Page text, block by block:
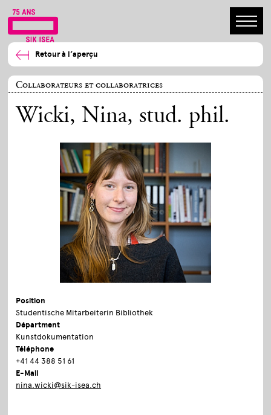
Retour à l’aperçu
Collaborateurs et collaboratrices
Wicki, Nina, stud. phil.
Position
Studentische Mitarbeiterin Bibliothek
Départment
Kunstdokumentation
Téléphone
+41 44 388 51 61
E-Mail
nina.wicki@sik-isea.ch